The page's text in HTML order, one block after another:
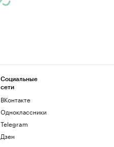
Социальные
сети
ВКонтакте
Одноклассники
Telegram
Дзен